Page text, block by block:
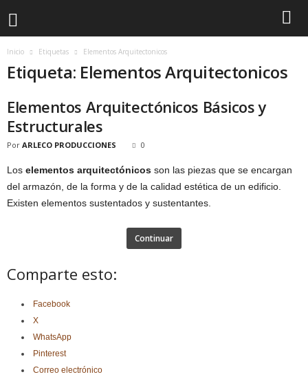
Inicio Etiquetas Elementos Arquitectonicos
Etiqueta: Elementos Arquitectonicos
Elementos Arquitectónicos Básicos y
Estructurales
Por ARLECO PRODUCCIONES 0
Los elementos arquitectónicos son las piezas que se encargan
del armazón, de la forma y de la calidad estética de un edificio.
Existen elementos sustentados y sustentantes.
Continuar
Comparte esto:
Facebook
X
WhatsApp
Pinterest
Correo electrónico